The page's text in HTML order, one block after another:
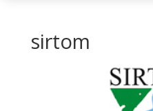
sirtom